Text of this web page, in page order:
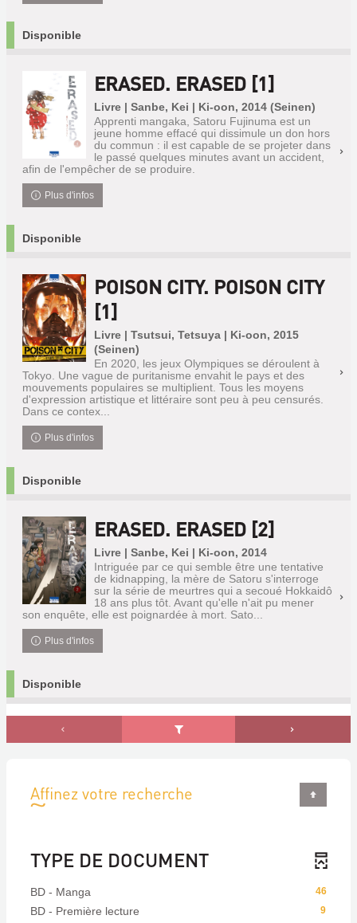
Disponible
ERASED. ERASED [1]
Livre | Sanbe, Kei | Ki-oon, 2014 (Seinen)
Apprenti mangaka, Satoru Fujinuma est un
jeune homme effacé qui dissimule un don hors
du commun : il est capable de se projeter dans
le passé quelques minutes avant un accident,
afin de l'empêcher de se produire.
Plus d'infos
Disponible
POISON CITY. POISON CITY
[1]
Livre | Tsutsui, Tetsuya | Ki-oon, 2015
(Seinen)
En 2020, les jeux Olympiques se déroulent à
Tokyo. Une vague de puritanisme envahit le pays et des
mouvements populaires se multiplient. Tous les moyens
d'expression artistique et littéraire sont peu à peu censurés.
Dans ce contex...
Plus d'infos
Disponible
ERASED. ERASED [2]
Livre | Sanbe, Kei | Ki-oon, 2014
Intriguée par ce qui semble être une tentative
de kidnapping, la mère de Satoru s'interroge
sur la série de meurtres qui a secoué Hokkaidô
18 ans plus tôt. Avant qu'elle n'ait pu mener
son enquête, elle est poignardée à mort. Sato...
Plus d'infos
Disponible
Affinez votre recherche
TYPE DE DOCUMENT
46
BD - Manga
9
BD - Première lecture